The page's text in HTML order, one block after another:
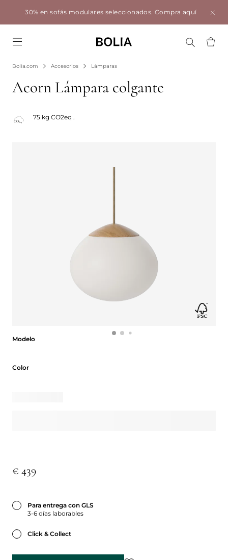
30% en sofás modulares seleccionados.Compra aquí
Bolia.com Accesorios Lámparas
Acorn Lámpara colgante
75 kg CO2eq .
Modelo
Color
€ 439
Para entrega con GLS
3-6 días laborables
Click & Collect